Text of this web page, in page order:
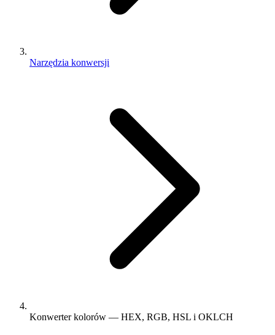
Narzędzia konwersji
Konwerter kolorów — HEX, RGB, HSL i OKLCH